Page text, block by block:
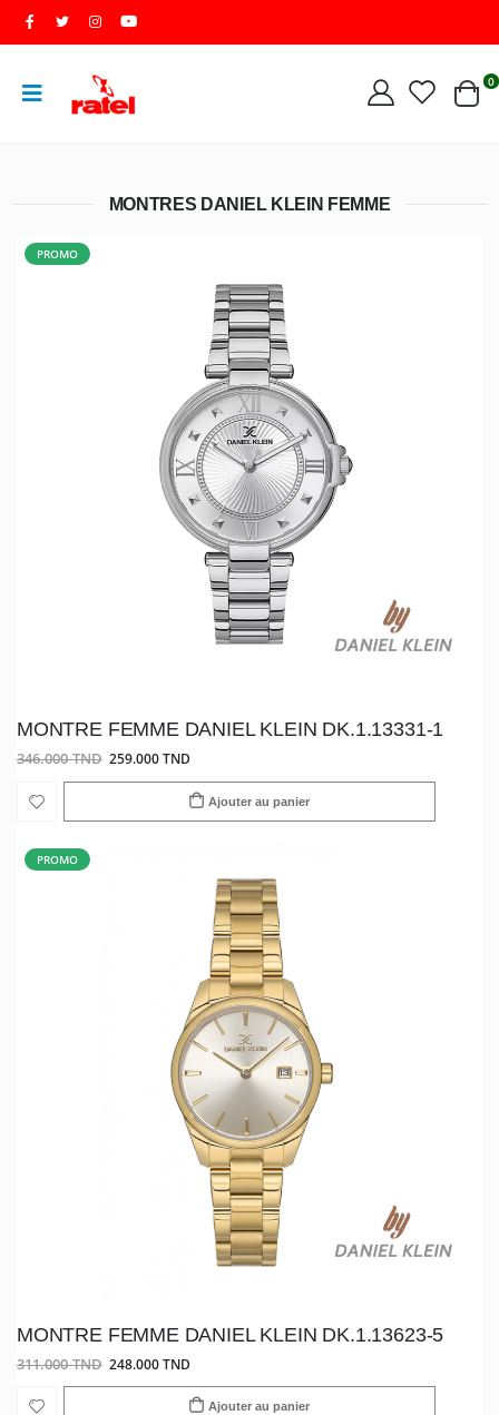
0
MONTRES DANIEL KLEIN FEMME
PROMO
MONTRE FEMME DANIEL KLEIN DK.1.13331-1
346.000 TND 259.000 TND
Ajouter au panier
PROMO
MONTRE FEMME DANIEL KLEIN DK.1.13623-5
311.000 TND 248.000 TND
Ajouter au panier